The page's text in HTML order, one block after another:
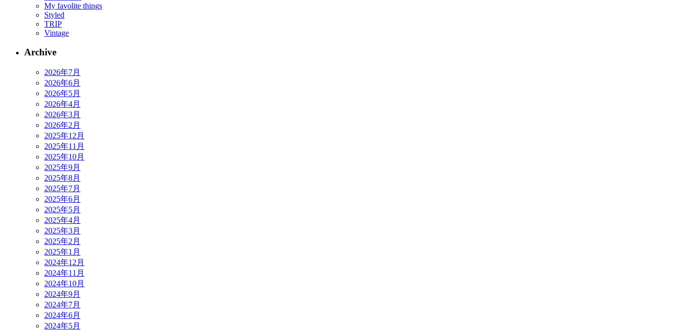
My favolite things
Styled
TRIP
Vintage
Archive
2026年7月
2026年6月
2026年5月
2026年4月
2026年3月
2026年2月
2025年12月
2025年11月
2025年10月
2025年9月
2025年8月
2025年7月
2025年6月
2025年5月
2025年4月
2025年3月
2025年2月
2025年1月
2024年12月
2024年11月
2024年10月
2024年9月
2024年7月
2024年6月
2024年5月